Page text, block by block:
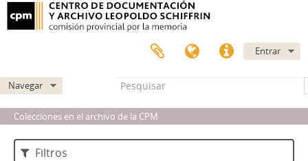
Entrar
Navegar
Colecciones en el archivo de la CPM
Filtros